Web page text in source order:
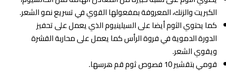
الكبريت والزنك، المعروفة بمفعولها القوي في تسريع نمو الشعر.
كما يحتوي الثوم أيضا على السيلينيوم الذي يعمل على تحفيز
الدورة الدموية في فروة الرأس كما يعمل على محاربة القشرة
ويقوي الشعر.
قومي بتقشير 10 فصوص ثوم قم هرسها.